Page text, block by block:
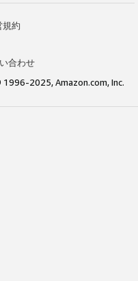
規約
合わせ
2025, Amazon.com, Inc.